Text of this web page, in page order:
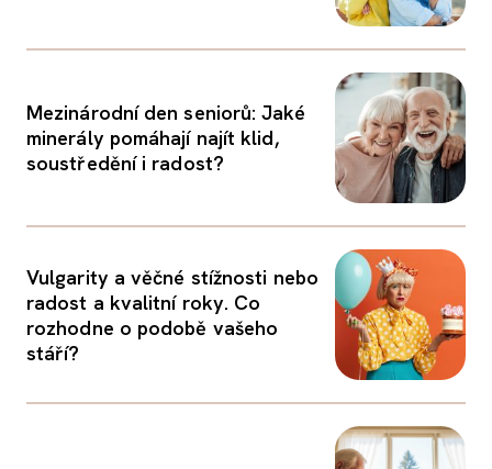
Mezinárodní den seniorů: Jaké
minerály pomáhají najít klid,
soustředění i radost?
Vulgarity a věčné stížnosti nebo
radost a kvalitní roky. Co
rozhodne o podobě vašeho
stáří?